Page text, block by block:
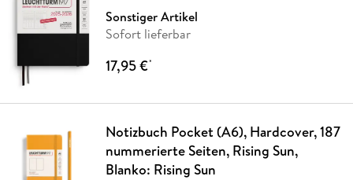
Sonstiger Artikel
Sofort lieferbar
17,95 €*
Notizbuch Pocket (A6), Hardcover, 187
nummerierte Seiten, Rising Sun,
Blanko: Rising Sun